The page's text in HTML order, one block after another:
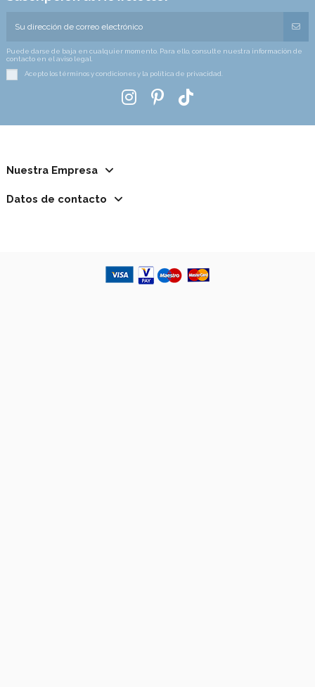
Puede darse de baja en cualquier momento. Para ello, consulte nuestra información de
contacto en el aviso legal.
Acepto los términos y condiciones y la política de privacidad.
Nuestra Empresa
Datos de contacto